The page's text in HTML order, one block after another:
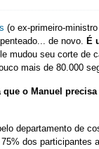
(o ex-primeiro-
de novo. É
mudou seu corte de
mais de 80.000
que o Manuel
departamento de
dos participantes